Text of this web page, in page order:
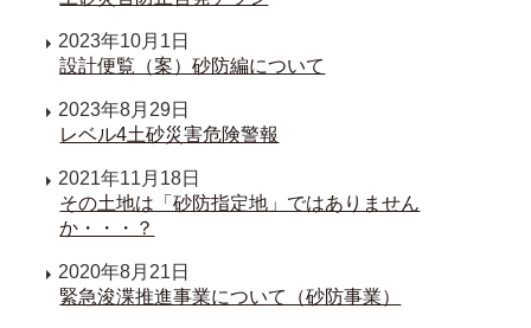
2023年10月1日
設計便覧（案）砂防編について
2023年8月29日
レベル4土砂災害危険警報
2021年11月18日
その土地は「砂防指定地」ではありません
か・・・？
2020年8月21日
緊急浚渫推進事業について（砂防事業）